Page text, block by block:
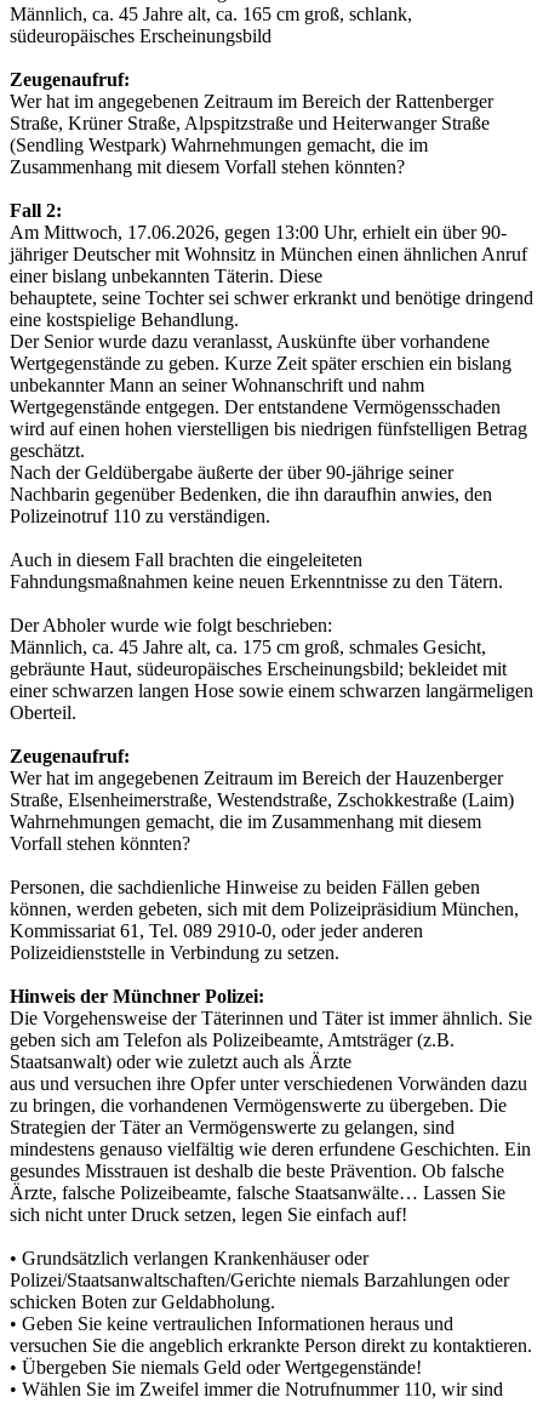
Männlich, ca. 45 Jahre alt, ca. 165 cm groß, schlank,
südeuropäisches Erscheinungsbild
Zeugenaufruf:
Wer hat im angegebenen Zeitraum im Bereich der Rattenberger
Straße, Krüner Straße, Alpspitzstraße und Heiterwanger Straße
(Sendling Westpark) Wahrnehmungen gemacht, die im
Zusammenhang mit diesem Vorfall stehen könnten?
Fall 2:
Am Mittwoch, 17.06.2026, gegen 13:00 Uhr, erhielt ein über 90-
jähriger Deutscher mit Wohnsitz in München einen ähnlichen Anruf
einer bislang unbekannten Täterin. Diese
behauptete, seine Tochter sei schwer erkrankt und benötige dringend
eine kostspielige Behandlung.
Der Senior wurde dazu veranlasst, Auskünfte über vorhandene
Wertgegenstände zu geben. Kurze Zeit später erschien ein bislang
unbekannter Mann an seiner Wohnanschrift und nahm
Wertgegenstände entgegen. Der entstandene Vermögensschaden
wird auf einen hohen vierstelligen bis niedrigen fünfstelligen Betrag
geschätzt.
Nach der Geldübergabe äußerte der über 90-jährige seiner
Nachbarin gegenüber Bedenken, die ihn daraufhin anwies, den
Polizeinotruf 110 zu verständigen.
Auch in diesem Fall brachten die eingeleiteten
Fahndungsmaßnahmen keine neuen Erkenntnisse zu den Tätern.
Der Abholer wurde wie folgt beschrieben:
Männlich, ca. 45 Jahre alt, ca. 175 cm groß, schmales Gesicht,
gebräunte Haut, südeuropäisches Erscheinungsbild; bekleidet mit
einer schwarzen langen Hose sowie einem schwarzen langärmeligen
Oberteil.
Zeugenaufruf:
Wer hat im angegebenen Zeitraum im Bereich der Hauzenberger
Straße, Elsenheimerstraße, Westendstraße, Zschokkestraße (Laim)
Wahrnehmungen gemacht, die im Zusammenhang mit diesem
Vorfall stehen könnten?
Personen, die sachdienliche Hinweise zu beiden Fällen geben
können, werden gebeten, sich mit dem Polizeipräsidium München,
Kommissariat 61, Tel. 089 2910-0, oder jeder anderen
Polizeidienststelle in Verbindung zu setzen.
Hinweis der Münchner Polizei:
Die Vorgehensweise der Täterinnen und Täter ist immer ähnlich. Sie
geben sich am Telefon als Polizeibeamte, Amtsträger (z.B.
Staatsanwalt) oder wie zuletzt auch als Ärzte
aus und versuchen ihre Opfer unter verschiedenen Vorwänden dazu
zu bringen, die vorhandenen Vermögenswerte zu übergeben. Die
Strategien der Täter an Vermögenswerte zu gelangen, sind
mindestens genauso vielfältig wie deren erfundene Geschichten. Ein
gesundes Misstrauen ist deshalb die beste Prävention. Ob falsche
Ärzte, falsche Polizeibeamte, falsche Staatsanwälte… Lassen Sie
sich nicht unter Druck setzen, legen Sie einfach auf!
• Grundsätzlich verlangen Krankenhäuser oder
Polizei/Staatsanwaltschaften/Gerichte niemals Barzahlungen oder
schicken Boten zur Geldabholung.
• Geben Sie keine vertraulichen Informationen heraus und
versuchen Sie die angeblich erkrankte Person direkt zu kontaktieren.
• Übergeben Sie niemals Geld oder Wertgegenstände!
• Wählen Sie im Zweifel immer die Notrufnummer 110, wir sind